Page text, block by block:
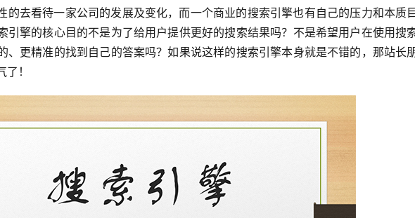
的去看待一家公司的发展及变化，而一个商业的搜索引擎也有自己的压力和本质目
引擎的核心目的不是为了给用户提供更好的搜索结果吗？不是希望用户在使用搜
、更精准的找到自己的答案吗？如果说这样的搜索引擎本身就是不错的，那站长
！